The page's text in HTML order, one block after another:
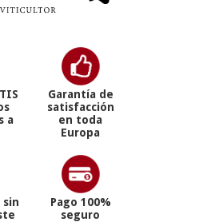
a
Garantía de
satisfacción
en toda
Europa
sin
Pago 100%
seguro